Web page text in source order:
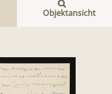
Objektansicht